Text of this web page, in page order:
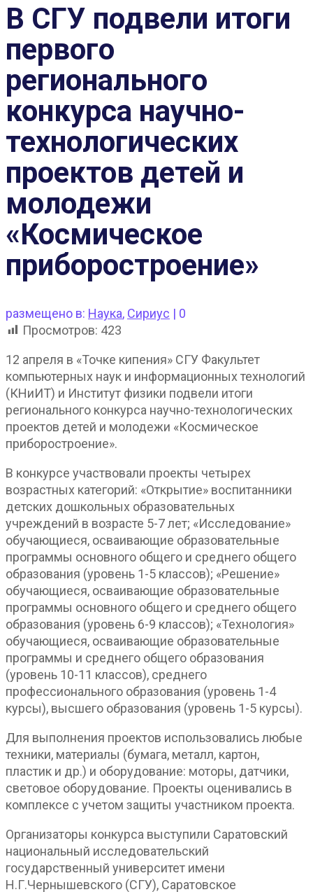
В СГУ подвели итоги
первого
регионального
конкурса научно-
технологических
проектов детей и
молодежи
«Космическое
приборостроение»
размещено в: Наука, Сириус | 0
Просмотров: 423
12 апреля в «Точке кипения» СГУ Факультет
компьютерных наук и информационных технологий
(КНиИТ) и Институт физики подвели итоги
регионального конкурса научно-технологических
проектов детей и молодежи «Космическое
приборостроение».
В конкурсе участвовали проекты четырех
возрастных категорий: «Открытие» воспитанники
детских дошкольных образовательных
учреждений в возрасте 5-7 лет; «Исследование»
обучающиеся, осваивающие образовательные
программы основного общего и среднего общего
образования (уровень 1-5 классов); «Решение»
обучающиеся, осваивающие образовательные
программы основного общего и среднего общего
образования (уровень 6-9 классов); «Технология»
обучающиеся, осваивающие образовательные
программы и среднего общего образования
(уровень 10-11 классов), среднего
профессионального образования (уровень 1-4
курсы), высшего образования (уровень 1-5 курсы).
Для выполнения проектов использовались любые
техники, материалы (бумага, металл, картон,
пластик и др.) и оборудование: моторы, датчики,
световое оборудование. Проекты оценивались в
комплексе с учетом защиты участником проекта.
Организаторы конкурса выступили Саратовский
национальный исследовательский
государственный университет имени
Н.Г.Чернышевского (СГУ), Саратовское